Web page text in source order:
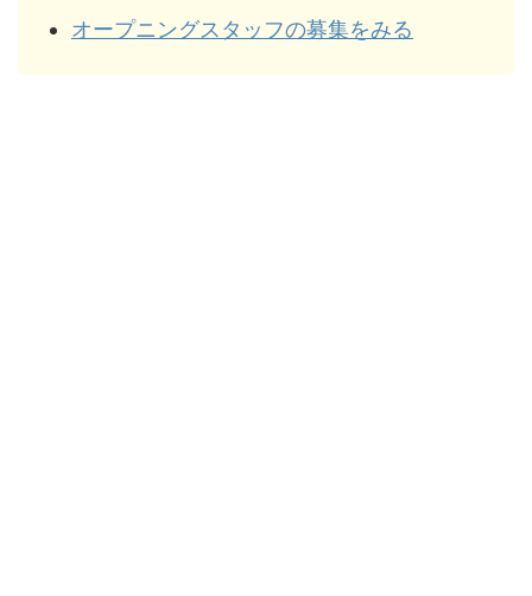
オープニングスタッフの募集をみる